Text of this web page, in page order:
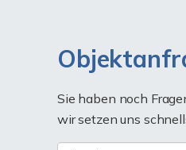
Sie haben noch
wir setzen uns